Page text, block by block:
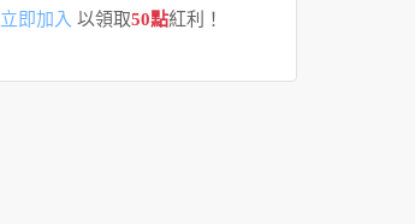
立即加入 以領取50點紅利！